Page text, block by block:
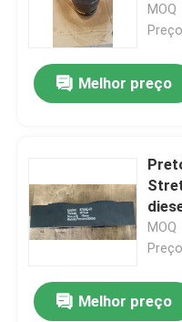
de
MOQ
Melhor preço
MOQ
Melhor preço